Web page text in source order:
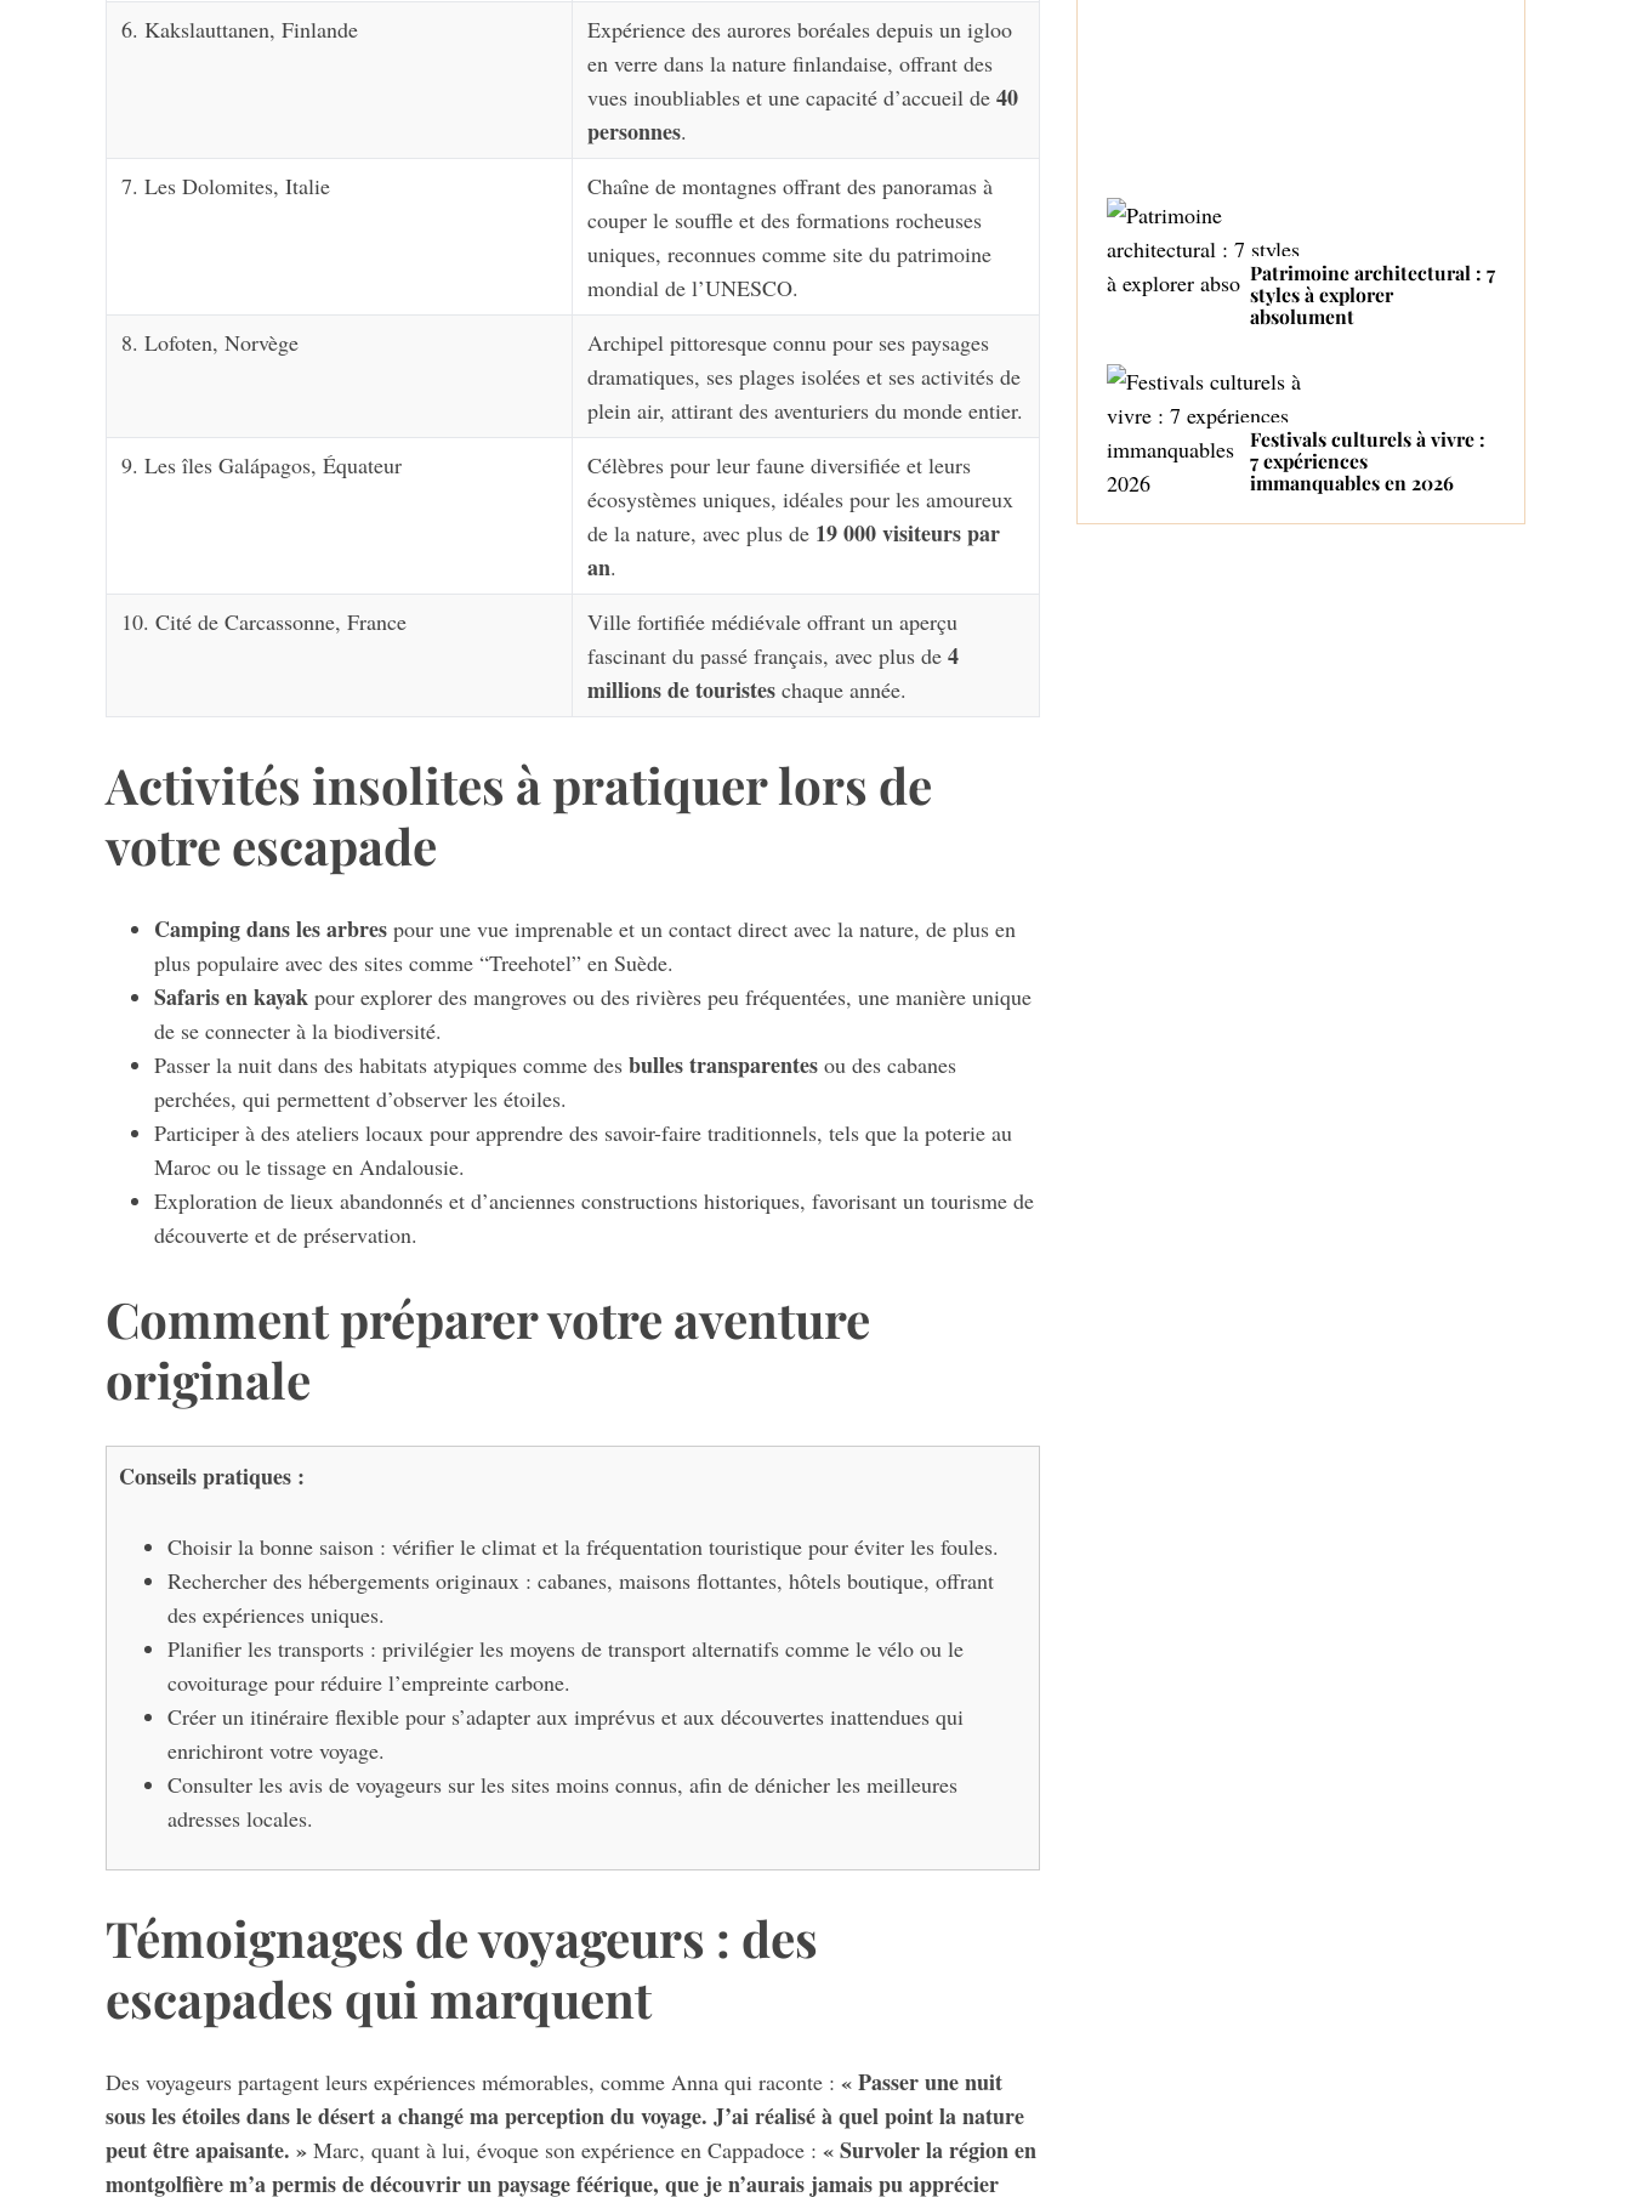
6. Kakslauttanen, Finlande
Expérience des aurores boréales depuis un igloo
en verre dans la nature finlandaise, offrant des
vues inoubliables et une capacité d’accueil de 40
personnes.
7. Les Dolomites, Italie
Chaîne de montagnes offrant des panoramas à
couper le souffle et des formations rocheuses
uniques, reconnues comme site du patrimoine
mondial de l’UNESCO.
8. Lofoten, Norvège
Archipel pittoresque connu pour ses paysages
dramatiques, ses plages isolées et ses activités de
plein air, attirant des aventuriers du monde entier.
9. Les îles Galápagos, Équateur
Célèbres pour leur faune diversifiée et leurs
écosystèmes uniques, idéales pour les amoureux
de la nature, avec plus de 19 000 visiteurs par
an.
10. Cité de Carcassonne, France
Ville fortifiée médiévale offrant un aperçu
fascinant du passé français, avec plus de 4
millions de touristes chaque année.
Activités insolites à pratiquer lors de
votre escapade
Camping dans les arbres pour une vue imprenable et un contact direct avec la nature, de plus en
plus populaire avec des sites comme “Treehotel” en Suède.
Safaris en kayak pour explorer des mangroves ou des rivières peu fréquentées, une manière unique
de se connecter à la biodiversité.
Passer la nuit dans des habitats atypiques comme des bulles transparentes ou des cabanes
perchées, qui permettent d’observer les étoiles.
Participer à des ateliers locaux pour apprendre des savoir-faire traditionnels, tels que la poterie au
Maroc ou le tissage en Andalousie.
Exploration de lieux abandonnés et d’anciennes constructions historiques, favorisant un tourisme de
découverte et de préservation.
Comment préparer votre aventure
originale
Conseils pratiques :
Choisir la bonne saison : vérifier le climat et la fréquentation touristique pour éviter les foules.
Rechercher des hébergements originaux : cabanes, maisons flottantes, hôtels boutique, offrant
des expériences uniques.
Planifier les transports : privilégier les moyens de transport alternatifs comme le vélo ou le
covoiturage pour réduire l’empreinte carbone.
Créer un itinéraire flexible pour s’adapter aux imprévus et aux découvertes inattendues qui
enrichiront votre voyage.
Consulter les avis de voyageurs sur les sites moins connus, afin de dénicher les meilleures
adresses locales.
Témoignages de voyageurs : des
escapades qui marquent
Des voyageurs partagent leurs expériences mémorables, comme Anna qui raconte : « Passer une nuit
sous les étoiles dans le désert a changé ma perception du voyage. J’ai réalisé à quel point la nature
peut être apaisante. » Marc, quant à lui, évoque son expérience en Cappadoce : « Survoler la région en
montgolfière m’a permis de découvrir un paysage féérique, que je n’aurais jamais pu apprécier
Patrimoine architectural : 7
styles à explorer
absolument
Festivals culturels à vivre :
7 expériences
immanquables en 2026
a